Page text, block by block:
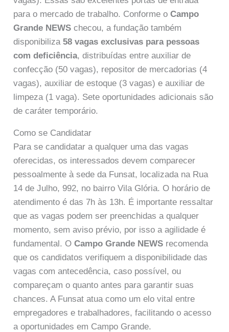
para o mercado de trabalho. Conforme oCampo
Grande NEWS checou, a fundação também
disponibiliza58 vagas exclusivas para pessoas
com deficiência, distribuídas entre auxiliar de
confecção (50 vagas), repositor de mercadorias (4
vagas), auxiliar de estoque (3 vagas) e auxiliar de
limpeza (1 vaga). Sete oportunidades adicionais são
de caráter temporário.
Como se Candidatar
Para se candidatar a qualquer uma das vagas
oferecidas, os interessados devem comparecer
pessoalmente à sede da Funsat, localizada na Rua
14 de Julho, 992, no bairro Vila Glória. O horário de
atendimento é das 7h às 13h. É importante ressaltar
que as vagas podem ser preenchidas a qualquer
momento, sem aviso prévio, por isso a agilidade é
fundamental. OCampo Grande NEWS recomenda
que os candidatos verifiquem a disponibilidade das
vagas com antecedência, caso possível, ou
compareçam o quanto antes para garantir suas
chances. A Funsat atua como um elo vital entre
empregadores e trabalhadores, facilitando o acesso
a oportunidades em Campo Grande.